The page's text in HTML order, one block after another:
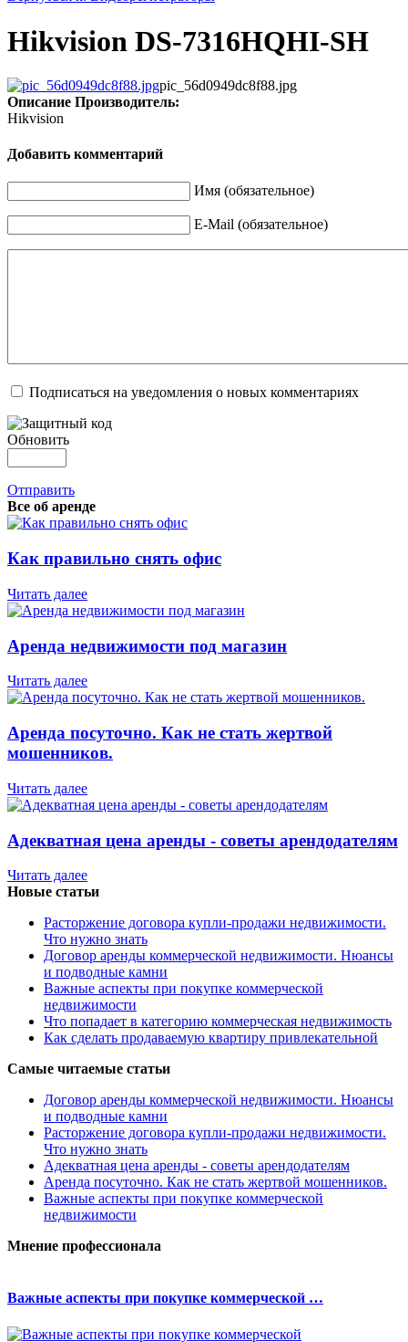
Hikvision DS-7316HQHI-SH
pic_56d0949dc8f88.jpg
Описание Производитель:
Hikvision
Добавить комментарий
Имя (обязательное)
E-Mail (обязательное)
Подписаться на уведомления о новых комментариях
Обновить
Отправить
Все об аренде
Как правильно снять офис
Читать далее
Аренда недвижимости под магазин
Читать далее
Аренда посуточно. Как не стать жертвой
мошенников.
Читать далее
Адекватная цена аренды - советы арендодателям
Читать далее
Новые статьи
Расторжение договора купли-продажи недвижимости.
Что нужно знать
Договор аренды коммерческой недвижимости. Нюансы
и подводные камни
Важные аспекты при покупке коммерческой
недвижимости
Что попадает в категорию коммерческая недвижимость
Как сделать продаваемую квартиру привлекательной
Самые читаемые статьи
Договор аренды коммерческой недвижимости. Нюансы
и подводные камни
Расторжение договора купли-продажи недвижимости.
Что нужно знать
Адекватная цена аренды - советы арендодателям
Аренда посуточно. Как не стать жертвой мошенников.
Важные аспекты при покупке коммерческой
недвижимости
Мнение профессионала
Важные аспекты при покупке коммерческой …